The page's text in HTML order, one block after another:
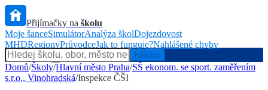
Přijímačky na školu
Moje šanceSimulátorAnalýza školDojezdovost
MHDRegionyPrůvodceJak to funguje?Nahlášené chyby
Hlídač státu
Hledat
Domů/Školy/Hlavní město Praha/SŠ ekonom. se sport. zaměřením
s.r.o., Vinohradská/Inspekce ČŠI